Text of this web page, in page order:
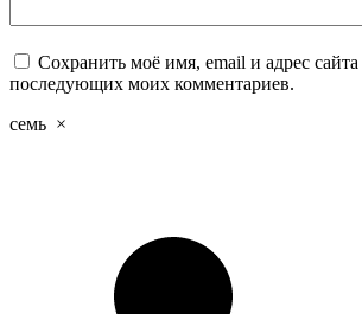
Сохранить моё имя, email и адрес сайта
последующих моих комментариев.
семь ×